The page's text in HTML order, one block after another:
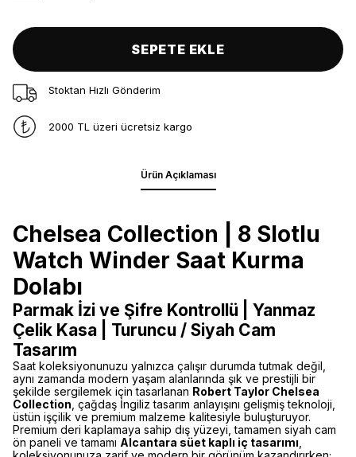
SEPETE EKLE
Stoktan Hızlı Gönderim
2000 TL üzeri ücretsiz kargo
Ürün Açıklaması
Chelsea Collection | 8 Slotlu
Watch Winder Saat Kurma
Dolabı
Parmak İzi ve Şifre Kontrollü | Yanmaz
Çelik Kasa | Turuncu / Siyah Cam
Tasarım
Saat koleksiyonunuzu yalnızca çalışır durumda tutmak değil,
aynı zamanda modern yaşam alanlarında şık ve prestijli bir
şekilde sergilemek için tasarlanan Robert Taylor Chelsea
Collection , çağdaş İngiliz tasarım anlayışını gelişmiş teknoloji,
üstün işçilik ve premium malzeme kalitesiyle buluşturuyor.
Premium deri kaplamaya sahip dış yüzeyi, tamamen siyah cam
ön paneli ve tamamı Alcantara süet kaplı iç tasarımı